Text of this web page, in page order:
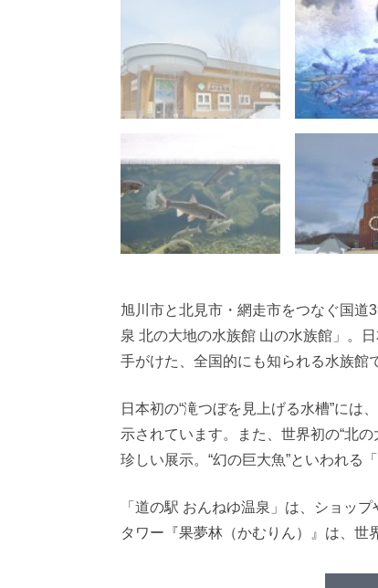
旭川市と北見市・網走市をつなぐ国道
泉 北の大地の水族館 山の水族館」。
手がけた、全国的にも知られる水族館
日本初の“滝つぼを見上げる水槽”には
示されています。また、世界初の“北
珍しい展示。“幻の巨大魚”といわれる
「道の駅 おんねゆ温泉」は、ショッ
タワー『果夢林（かむりん）』は、世